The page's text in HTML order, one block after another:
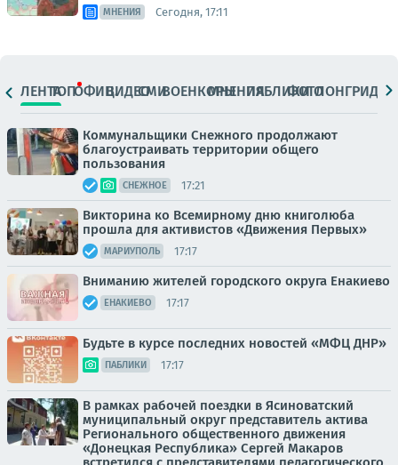
МНЕНИЯ Сегодня, 17:11
ЛЕНТАТОПОФИЦ.ВИДЕОСМИВОЕНКОРЫМНЕНИЯПАБЛИКИ
ФОТОЛОНГРИДЫ
Коммунальщики Снежного продолжают
благоустраивать территории общего
пользования
СНЕЖНОЕ 17:21
Викторина ко Всемирному дню книголюба
прошла для активистов «Движения Первых»
МАРИУПОЛЬ 17:17
Вниманию жителей городского округа Енакиево
ЕНАКИЕВО 17:17
Будьте в курсе последних новостей «МФЦ ДНР»
ПАБЛИКИ 17:17
В рамках рабочей поездки в Ясиноватский
муниципальный округ представитель актива
Регионального общественного движения
«Донецкая Республика» Сергей Макаров